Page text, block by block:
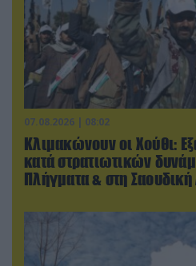
07.08.2026 | 08:02
Κλιμακώνουν οι Χούθι:
κατά στρατιωτικών
Πλήγματα & στη